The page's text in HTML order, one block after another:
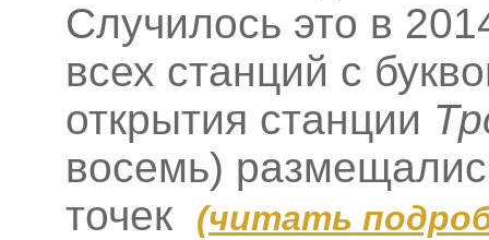
Случилось это в
всех станций с
открытия станции
восемь)
точек
(читать